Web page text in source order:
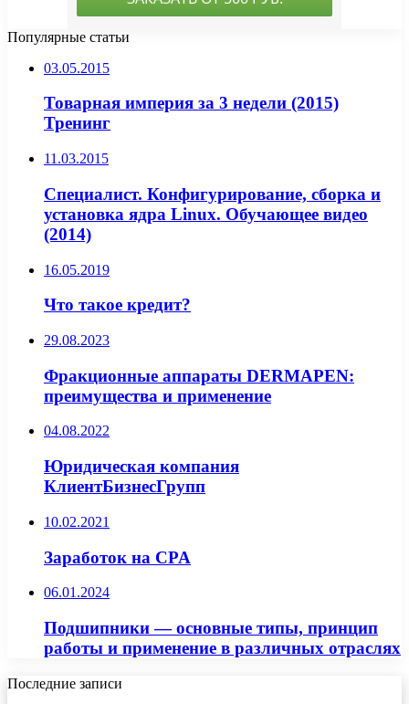
Популярные статьи
03.05.2015
Товарная империя за 3 недели (2015)
Тренинг
11.03.2015
Специалист. Конфигурирование, сборка и
установка ядра Linux. Обучающее видео
(2014)
16.05.2019
Что такое кредит?
29.08.2023
Фракционные аппараты DERMAPEN:
преимущества и применение
04.08.2022
Юридическая компания
КлиентБизнесГрупп
10.02.2021
Заработок на CPA
06.01.2024
Подшипники — основные типы, принцип
работы и применение в различных отраслях
Последние записи